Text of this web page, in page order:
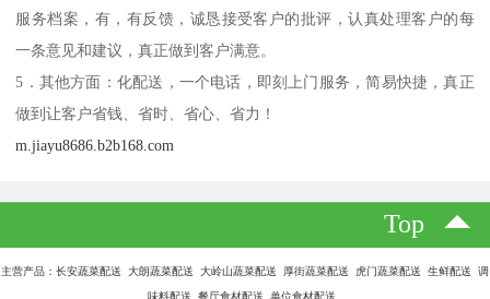
服务档案，有，有反馈，诚恳接受客户的批评，认真处理客户的每
一条意见和建议，真正做到客户满意。
5．其他方面：化配送，一个电话，即刻上门服务，简易快捷，真正
做到让客户省钱、省时、省心、省力！
m.jiayu8686.b2b168.com
Top
主营产品：长安蔬菜配送 大朗蔬菜配送 大岭山蔬菜配送 厚街蔬菜配送 虎门蔬菜配送 生鲜配送 调
味料配送 餐厅食材配送 单位食材配送